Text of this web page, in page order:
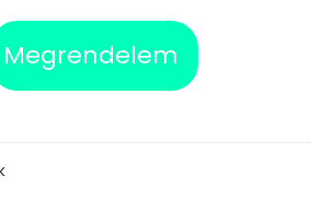
Megrendelem